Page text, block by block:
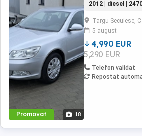
Promovat 18
Radio cu cd -
Manuala 5+1 viteze
- Pilot automat -
Computer bord -
2012 | diesel |
Targu Secuiesc,
5 august
4,990 EUR
5,290 EUR
Telefon validat
Repostat